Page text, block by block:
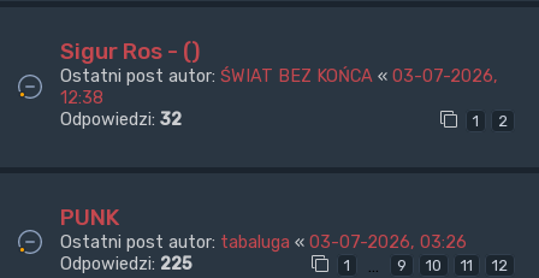
Sigur Ros - ()
Ostatni post autor: ŚWIAT BEZ KOŃCA « 03-07-2026,
12:38
Odpowiedzi: 32 1 2
PUNK
Ostatni post autor: tabaluga « 03-07-2026, 03:26
Odpowiedzi: 225 1 9 10 11 12